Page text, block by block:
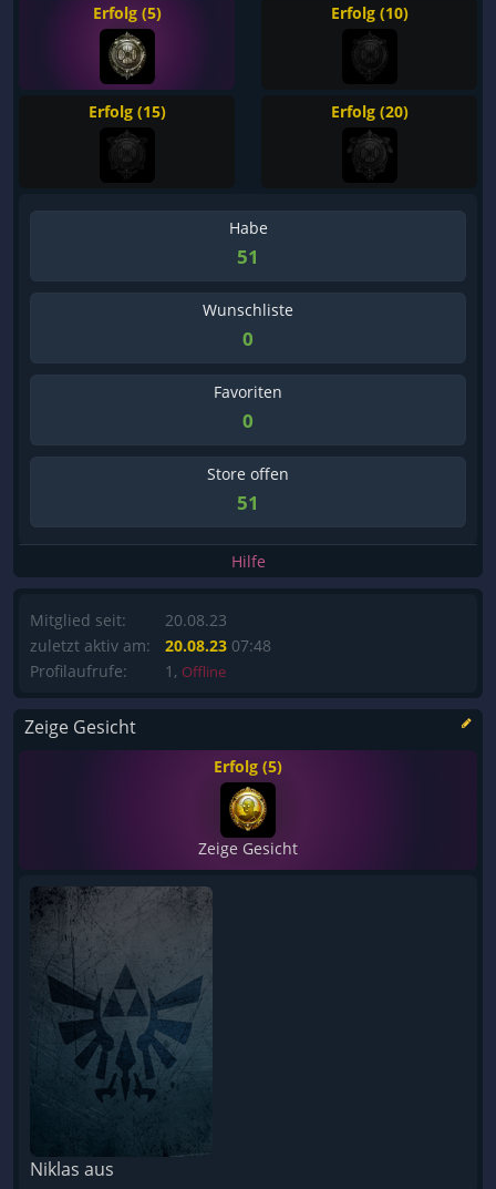
Erfolg (5) Erfolg (10)
Erfolg (15) Erfolg (20)
Habe
51
Wunschliste
0
Favoriten
0
Store offen
51
Hilfe
Mitglied seit:
zuletzt aktiv am:
Profilaufrufe:
20.08.23
20.08.23 07:48
1, Offline
Zeige Gesicht
Erfolg (5)
Zeige Gesicht
Niklas aus